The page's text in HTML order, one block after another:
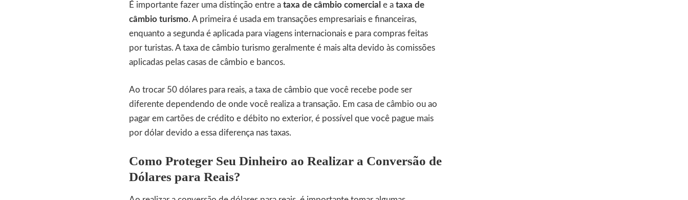
É importante fazer uma distinção entre a taxa de câmbio comercial e a taxa de
câmbio turismo. A primeira é usada em transações empresariais e financeiras,
enquanto a segunda é aplicada para viagens internacionais e para compras feitas
por turistas. A taxa de câmbio turismo geralmente é mais alta devido às comissões
aplicadas pelas casas de câmbio e bancos.
Ao trocar 50 dólares para reais, a taxa de câmbio que você recebe pode ser
diferente dependendo de onde você realiza a transação. Em casa de câmbio ou ao
pagar em cartões de crédito e débito no exterior, é possível que você pague mais
por dólar devido a essa diferença nas taxas.
Como Proteger Seu Dinheiro ao Realizar a Conversão de
Dólares para Reais?